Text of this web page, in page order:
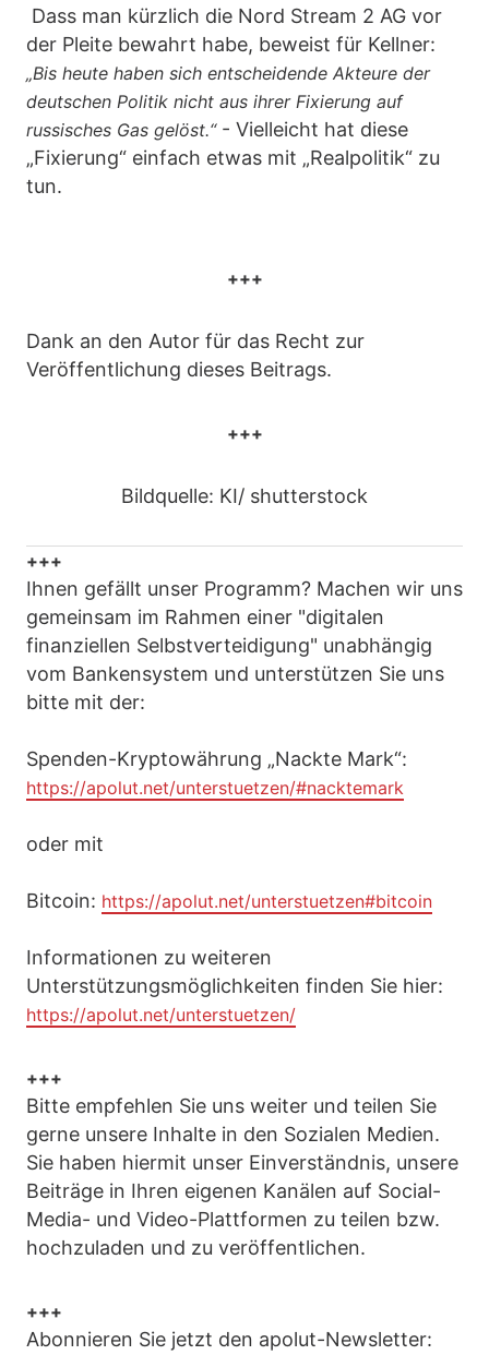
Dass man kürzlich die Nord Stream 2 AG vor
der Pleite bewahrt habe, beweist für Kellner:
„Bis heute haben sich entscheidende Akteure der
deutschen Politik nicht aus ihrer Fixierung auf
russisches Gas gelöst.“- Vielleicht hat diese
„Fixierung“ einfach etwas mit „Realpolitik“ zu
tun.
+++
Dank an den Autor für das Recht zur
Veröffentlichung dieses Beitrags.
+++
Bildquelle: KI/ shutterstock
+++
Ihnen gefällt unser Programm? Machen wir uns
gemeinsam im Rahmen einer "digitalen
finanziellen Selbstverteidigung" unabhängig
vom Bankensystem und unterstützen Sie uns
bitte mit der:
Spenden-Kryptowährung „Nackte Mark“:
https://apolut.net/unterstuetzen/#nacktemark
oder mit
Bitcoin: https://apolut.net/unterstuetzen#bitcoin
Informationen zu weiteren
Unterstützungsmöglichkeiten finden Sie hier:
https://apolut.net/unterstuetzen/
+++
Bitte empfehlen Sie uns weiter und teilen Sie
gerne unsere Inhalte in den Sozialen Medien.
Sie haben hiermit unser Einverständnis, unsere
Beiträge in Ihren eigenen Kanälen auf Social-
Media- und Video-Plattformen zu teilen bzw.
hochzuladen und zu veröffentlichen.
+++
Abonnieren Sie jetzt den apolut-Newsletter: